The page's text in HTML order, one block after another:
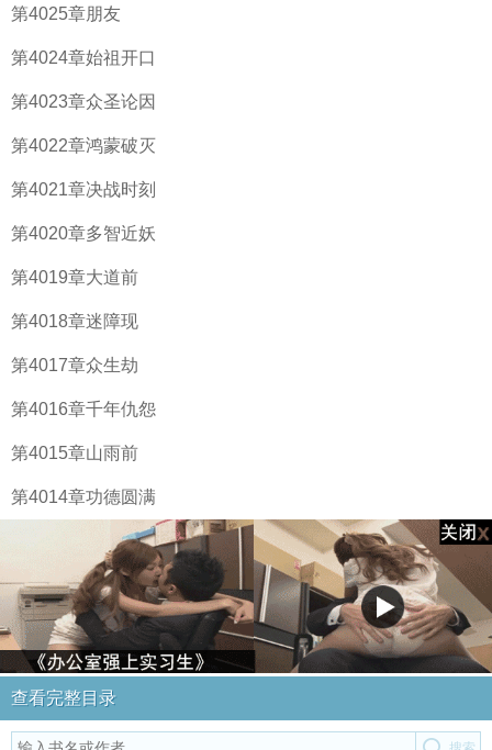
第4025章朋友
第4024章始祖开口
第4023章众圣论因
第4022章鸿蒙破灭
第4021章决战时刻
第4020章多智近妖
第4019章大道前
第4018章迷障现
第4017章众生劫
第4016章千年仇怨
第4015章山雨前
第4014章功德圆满
查看完整目录